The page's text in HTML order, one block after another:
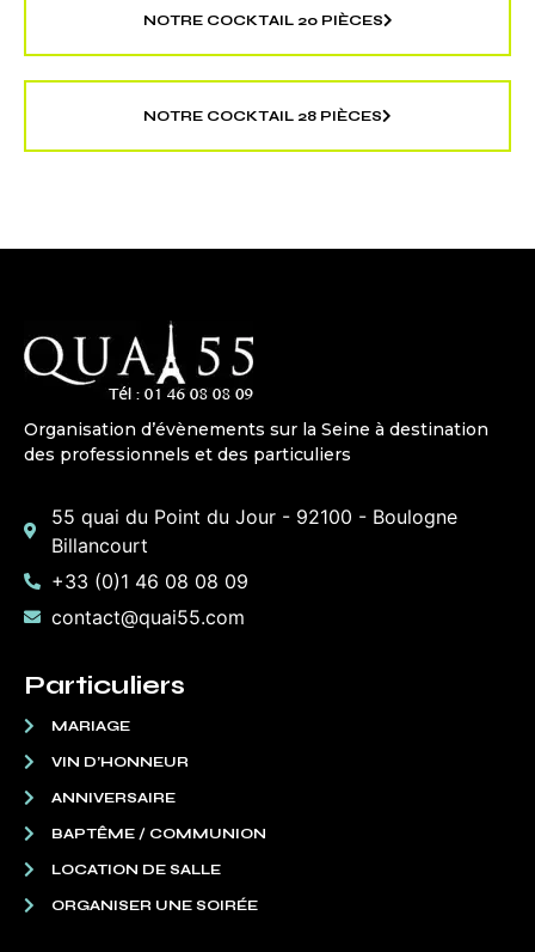
NOTRE COCKTAIL 20 PIÈCES
NOTRE COCKTAIL 28 PIÈCES
Organisation d’évènements sur la Seine à destination
des professionnels et des particuliers
55 quai du Point du Jour - 92100 - Boulogne
Billancourt
+33 (0)1 46 08 08 09
contact@quai55.com
Particuliers
MARIAGE
VIN D’HONNEUR
ANNIVERSAIRE
BAPTÊME / COMMUNION
LOCATION DE SALLE
ORGANISER UNE SOIRÉE